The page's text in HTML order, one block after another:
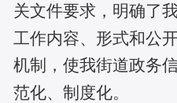
关文件要求，明确了
工作内容、形式和公
机制，使我街道政务
范化、制度化。